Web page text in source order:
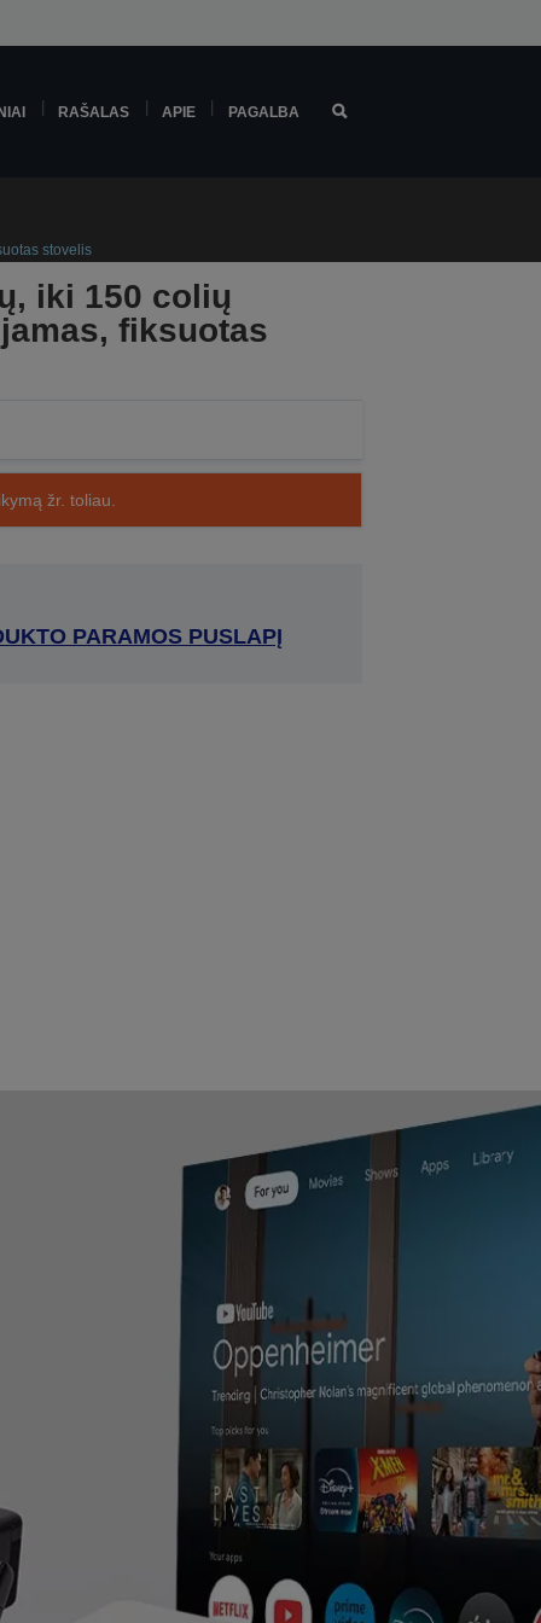
RAŠALAS APIE PAGALBA
stovelis
iki 150 colių
fiksuotas
žr. toliau.
PARAMOS PUSLAPĮ